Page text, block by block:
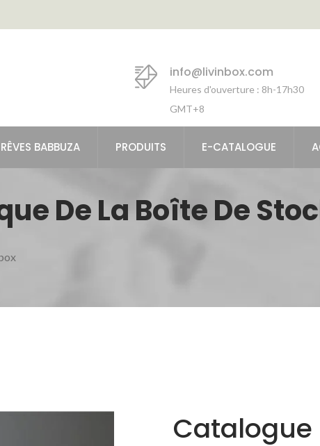
info@livinbox.com
Heures d'ouverture : 8h-17h30
GMT+8
BABBUZA PRODUITS E-CATALOGUE
De La Boîte De